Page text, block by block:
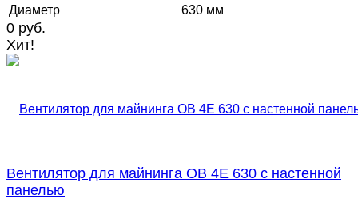
Диаметр
630 мм
0 руб.
Хит!
Вентилятор для майнинга ОВ 4Е 630 с настенной
панелью